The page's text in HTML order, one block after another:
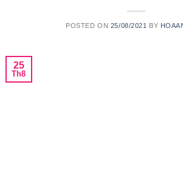
POSTED ON 25/08/2021 BY
25
Th8